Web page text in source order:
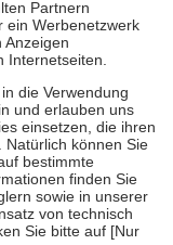
Apotheken.
beträgt die
Euro je
Gesundheit zu
zu unterstützen,
18. Lebensjahr
die von der